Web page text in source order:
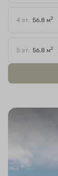
4 эт. 56.8 м2
5 эт. 56.8 м2